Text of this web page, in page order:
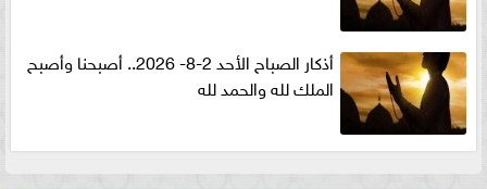
أذكار الصباح الأحد 2-8- 2026.. أصبحنا وأصبح
الملك لله والحمد لله